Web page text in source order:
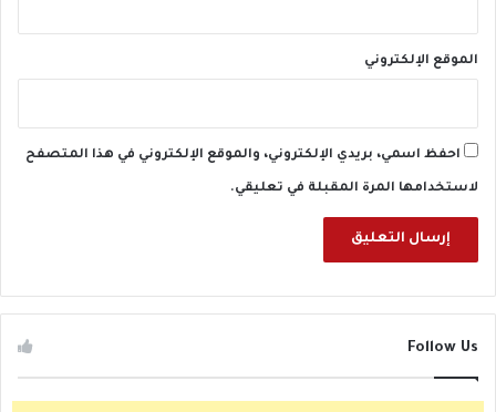
ا
ر
ا
س
ن
الموقع الإلكتروني
احفظ اسمي، بريدي الإلكتروني، والموقع الإلكتروني في هذا المتصفح
لاستخدامها المرة المقبلة في تعليقي.
Follow Us